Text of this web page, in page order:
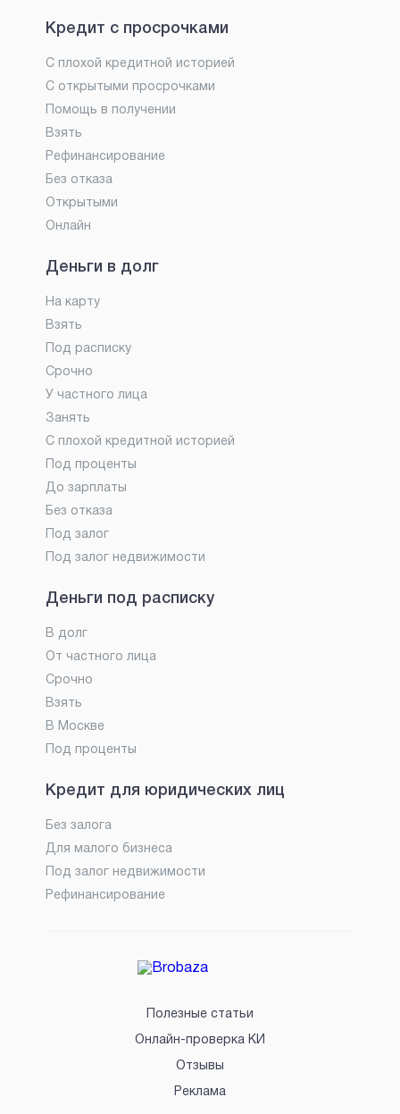
Кредит с просрочками
С плохой кредитной историей
С открытыми просрочками
Помощь в получении
Взять
Рефинансирование
Без отказа
Открытыми
Онлайн
Деньги в долг
На карту
Взять
Под расписку
Срочно
У частного лица
Занять
С плохой кредитной историей
Под проценты
До зарплаты
Без отказа
Под залог
Под залог недвижимости
Деньги под расписку
В долг
От частного лица
Срочно
Взять
В Москве
Под проценты
Кредит для юридических лиц
Без залога
Для малого бизнеса
Под залог недвижимости
Рефинансирование
Полезные статьи
Онлайн-проверка КИ
Отзывы
Реклама